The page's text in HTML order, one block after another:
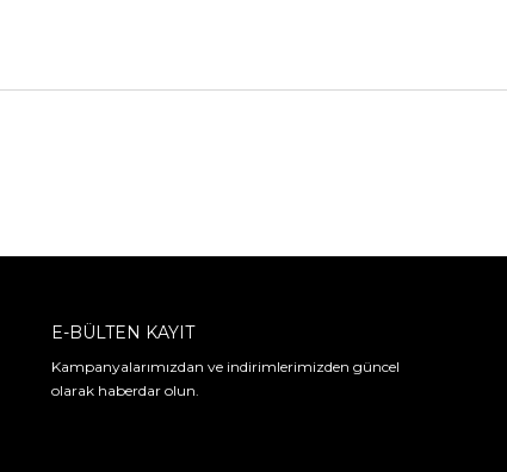
E-BÜLTEN KAYIT
Kampanyalarımızdan ve indirimlerimizden güncel
olarak haberdar olun.